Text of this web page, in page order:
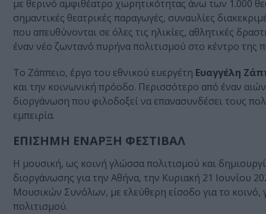
με θερινό αμφιθέατρο χωρητικότητας άνω των 1.000
σημαντικές θεατρικές παραγωγές, συναυλίες
που απευθύνονται σε όλες τις ηλικίες, αθλητικές
έναν νέο ζωντανό πυρήνα πολιτισμού στο κέντρο της
Το Ζάππειο, έργο του εθνικού ευεργέτη Ευαγγέλη
και την κοινωνική πρόοδο. Περισσότερο από έναν
διοργάνωση που φιλοδοξεί να επανασυνδέσει τους
εμπειρία.
ΕΠΙΣΗΜΗ ΕΝΑΡΞΗ ΦΕΣΤΙΒΑΛ
Η μουσική, ως κοινή γλώσσα πολιτισμού και
διοργάνωσης για την Αθήνα, την Κυριακή 21 Ιουνίου
Μουσικών Συνόλων, με ελεύθερη είσοδο για το κοινό,
πολιτισμού.